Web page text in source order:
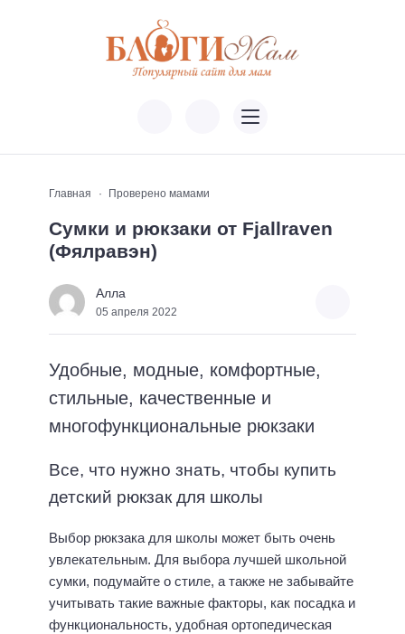
Главная Проверено мамами
Сумки и рюкзаки от Fjallraven
(Фялравэн)
Алла
05 апреля 2022
Удобные, модные, комфортные,
стильные, качественные и
многофункциональные рюкзаки
Все, что нужно знать, чтобы купить
детский рюкзак для школы
Выбор рюкзака для школы может быть очень
увлекательным. Для выбора лучшей школьной
сумки, подумайте о стиле, а также не забывайте
учитывать такие важные факторы, как посадка и
функциональность, удобная ортопедическая